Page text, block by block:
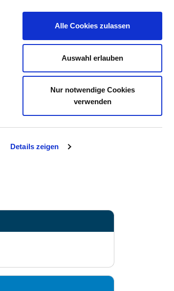
Details zeigen
Alle Cookies zulassen
Auswahl erlauben
Nur notwendige Cookies
verwenden
KONTAKT IHRE MEINUNG
GGMBH